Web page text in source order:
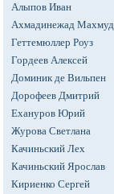
Алыпов Иван
Ахмадинежад Махмуд
Геттемюллер Роуз
Гордеев Алексей
Доминик де Вильпен
Дорофеев Дмитрий
Ехануров Юрий
Журова Светлана
Качиньский Лех
Качиньский Ярослав
Кириенко Сергей